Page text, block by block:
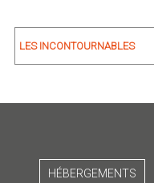
LES INCONTOURNABLES
HÉBERGEMENTS